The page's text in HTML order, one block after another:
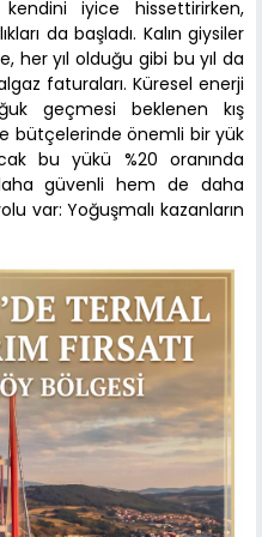
kendini iyice hissettirirken,
da başladı. Kalın giysiler
her yıl olduğu gibi bu yıl da
faturaları. Küresel enerji
geçmesi beklenen kış
bütçelerinde önemli bir yük
bu yükü %20 oranında
güvenli hem de daha
var: Yoğuşmalı kazanların